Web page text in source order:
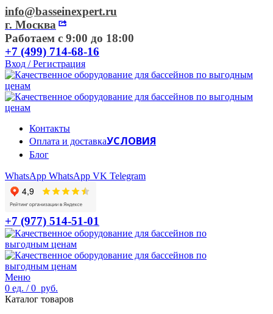
info@basseinexpert.ru
г. Москва
Работаем с 9:00 до 18:00
+7 (499) 714-68-16
Вход / Регистрация
Контакты
Оплата и доставкаУСЛОВИЯ
Блог
WhatsApp WhatsApp VK Telegram
+7 (977) 514-51-01
Меню
0 ед. / 0 руб.
Каталог товаров